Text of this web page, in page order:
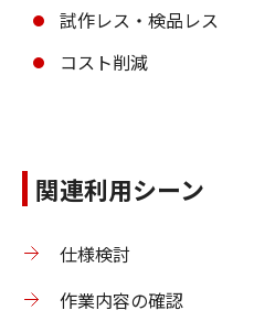
試作レス・検品レス
コスト削減
関連利用シーン
仕様検討
作業内容の確認